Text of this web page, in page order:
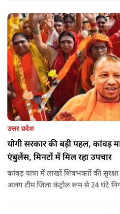
हस्तशिल्पियों को उठाना पड़ा.
उत्तर प्रदेश
योगी सरकार की बड़ी पहल, कांवड़
एंबुलेंस, मिनटों में मिल रहा उपचार
कांवड़ यात्रा में लाखों शिवभक्तों की
अलग टीम जिला कंट्रोल रूम से 24 घंटे